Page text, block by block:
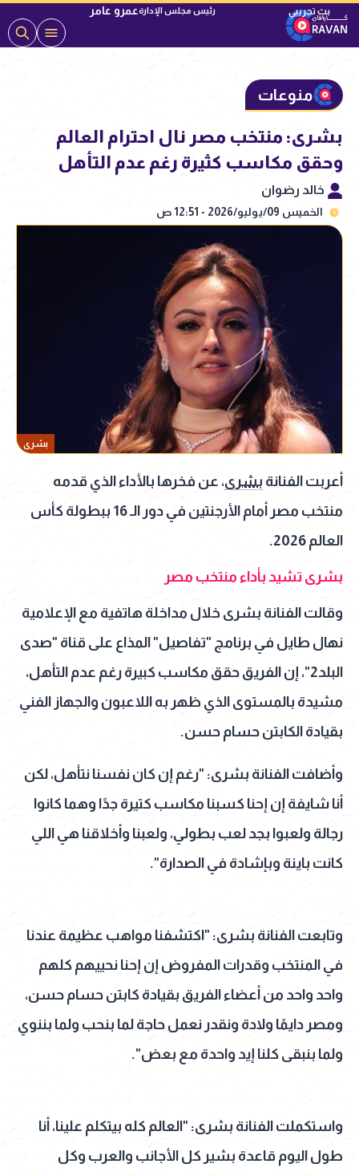
رئيس مجلس الإدارةعمرو عامر
منوعات
بشرى: منتخب مصر نال احترام العالم
وحقق مكاسب كثيرة رغم عدم التأهل
خالد رضوان
الخميس 09/يوليو/2026 - 12:51 ص
بشرى
أعربت الفنانة بشرى، عن فخرها بالأداء الذي قدمه
منتخب مصر أمام الأرجنتين في دور الـ 16 ببطولة كأس
العالم 2026.
بشرى تشيد بأداء منتخب مصر
وقالت الفنانة بشرى خلال مداخلة هاتفية مع الإعلامية
نهال طايل في برنامج "تفاصيل" المذاع على قناة "صدى
البلد2"، إن الفريق حقق مكاسب كبيرة رغم عدم التأهل،
مشيدة بالمستوى الذي ظهر به اللاعبون والجهاز الفني
بقيادة الكابتن حسام حسن.
وأضافت الفنانة بشرى: "رغم إن كان نفسنا نتأهل، لكن
أنا شايفة إن إحنا كسبنا مكاسب كتيرة جدًا وهما كانوا
رجالة ولعبوا بجد لعب بطولي، ولعبنا وأخلاقنا هي اللي
كانت باينة وبإشادة في الصدارة".
وتابعت الفنانة بشرى: "اكتشفنا مواهب عظيمة عندنا
في المنتخب وقدرات المفروض إن إحنا نحييهم كلهم
واحد واحد من أعضاء الفريق بقيادة كابتن حسام حسن،
ومصر دايمًا ولادة ونقدر نعمل حاجة لما بنحب ولما بننوي
ولما بنبقى كلنا إيد واحدة مع بعض".
واستكملت الفنانة بشرى: "العالم كله بيتكلم علينا، أنا
طول اليوم قاعدة بشير كل الأجانب والعرب وكل